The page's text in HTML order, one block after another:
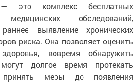
— это комплекс бесплатных
медицинских обследований,
выявление хронических
риска. Она позволяет оценить
вовремя обнаружить
долгое время протекать
меры до появления